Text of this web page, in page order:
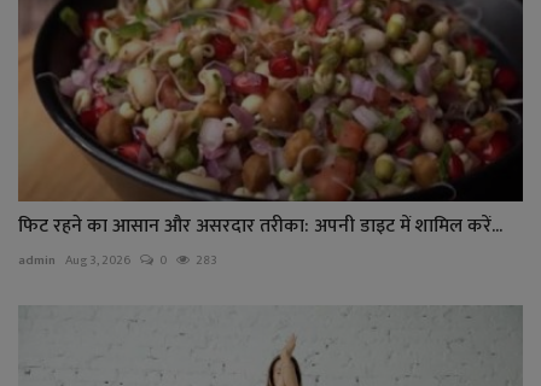
फिट रहने का आसान और असरदार तरीका: अपनी डाइट में शामिल करें...
admin Aug 3, 2026 0 283